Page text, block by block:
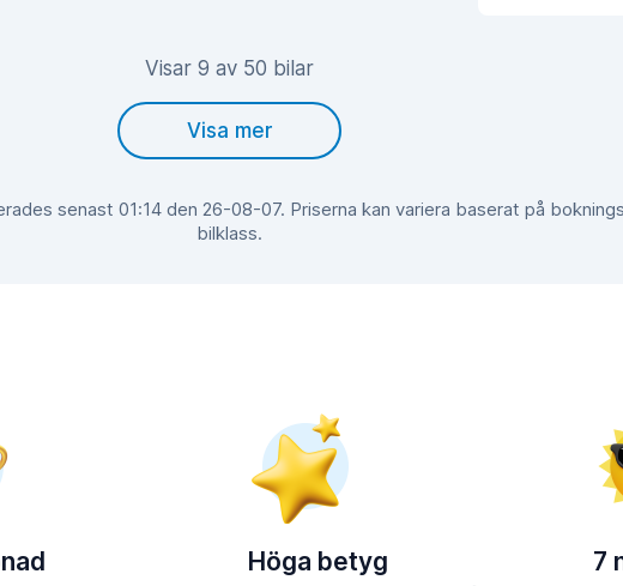
Visar 9 av 50 bilar
Visa mer
senast 01:14 den 26-08-07. Priserna kan variera baserat på
bilklass.
Höga betyg 7